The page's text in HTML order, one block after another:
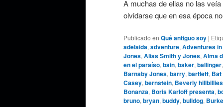
A muchas de ellas no las
olvidarse que en esa época
Publicado en Qué antiguo soy |
adelaida, adventure, Adventures
Jones, Alias Smith y Jones, Alma
en el paraíso, bain, baker, ballinger,
Barnaby Jones, barry, bartlett,
Casey, bernstein, Beverly hillbillies
Bonanza, Boris Karloff presenta,
bruno, bryan, buddy, bulldog,